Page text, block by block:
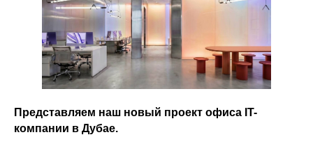
Представляем наш новый проект офиса IT-
компании в Дубае.